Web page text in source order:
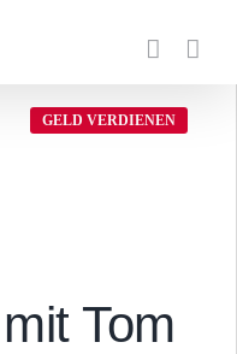
GELD VERDIENEN
Tom